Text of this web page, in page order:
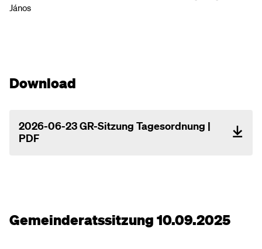
János
Download
2026-06-23 GR-Sitzung Tagesordnung |
PDF
Gemeinderatssitzung 10.09.2025